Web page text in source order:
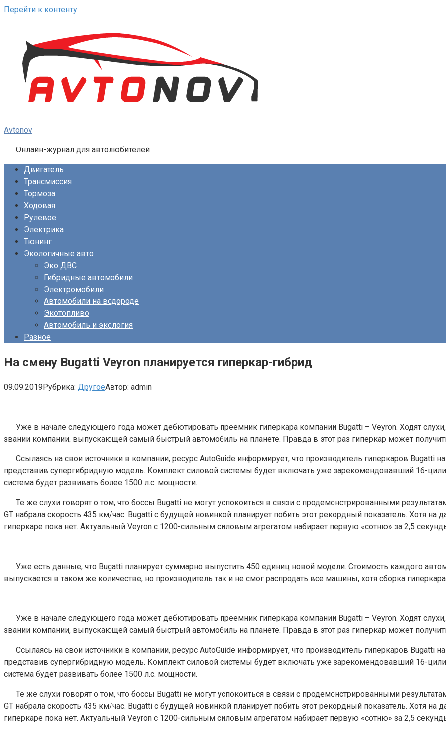
Перейти к контенту
Avtonov
Онлайн-журнал для автолюбителей
Двигатель
Трансмиссия
Тормоза
Ходовая
Рулевое
Электрика
Тюнинг
Экологичные авто
Эко ДВС
Гибридные автомобили
Электромобили
Автомобили на водороде
Экотопливо
Автомобиль и экология
Разное
На смену Bugatti Veyron планируется гиперкар-гибрид
09.09.2019Рубрика: ДругоеАвтор: admin
Уже в начале следующего года может дебютировать преемник гиперкара компании Bugatti – Veyron. Ходят
звании компании, выпускающей самый быстрый автомобиль на планете. Правда в этот раз гиперкар может
Ссылаясь на свои источники в компании, ресурс AutoGuide информирует, что производитель гиперкаров Bugatti
представив супергибридную модель. Комплект силовой системы будет включать уже зарекомендовавший 16-
система будет развивать более 1500 л.с. мощности.
Те же слухи говорят о том, что боссы Bugatti не могут успокоиться в связи с продемонстрированными
GT набрала скорость 435 км/час. Bugatti с будущей новинкой планирует побить этот рекордный показатель. Хотя
гиперкаре пока нет. Актуальный Veyron с 1200-сильным силовым агрегатом набирает первую «сотню» за 2,5
Уже есть данные, что Bugatti планирует суммарно выпустить 450 единиц новой модели. Стоимость каждого
выпускается в таком же количестве, но производитель так и не смог распродать все машины, хотя сборка гиперкара
Уже в начале следующего года может дебютировать преемник гиперкара компании Bugatti – Veyron. Ходят
звании компании, выпускающей самый быстрый автомобиль на планете. Правда в этот раз гиперкар может
Ссылаясь на свои источники в компании, ресурс AutoGuide информирует, что производитель гиперкаров Bugatti
представив супергибридную модель. Комплект силовой системы будет включать уже зарекомендовавший 16-
система будет развивать более 1500 л.с. мощности.
Те же слухи говорят о том, что боссы Bugatti не могут успокоиться в связи с продемонстрированными
GT набрала скорость 435 км/час. Bugatti с будущей новинкой планирует побить этот рекордный показатель. Хотя
гиперкаре пока нет. Актуальный Veyron с 1200-сильным силовым агрегатом набирает первую «сотню» за 2,5